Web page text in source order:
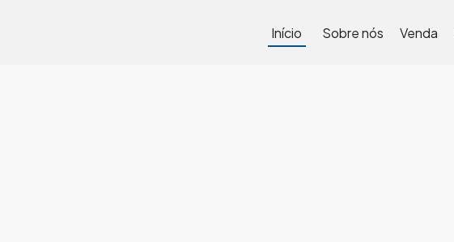
Venda
Sobre nós
Início